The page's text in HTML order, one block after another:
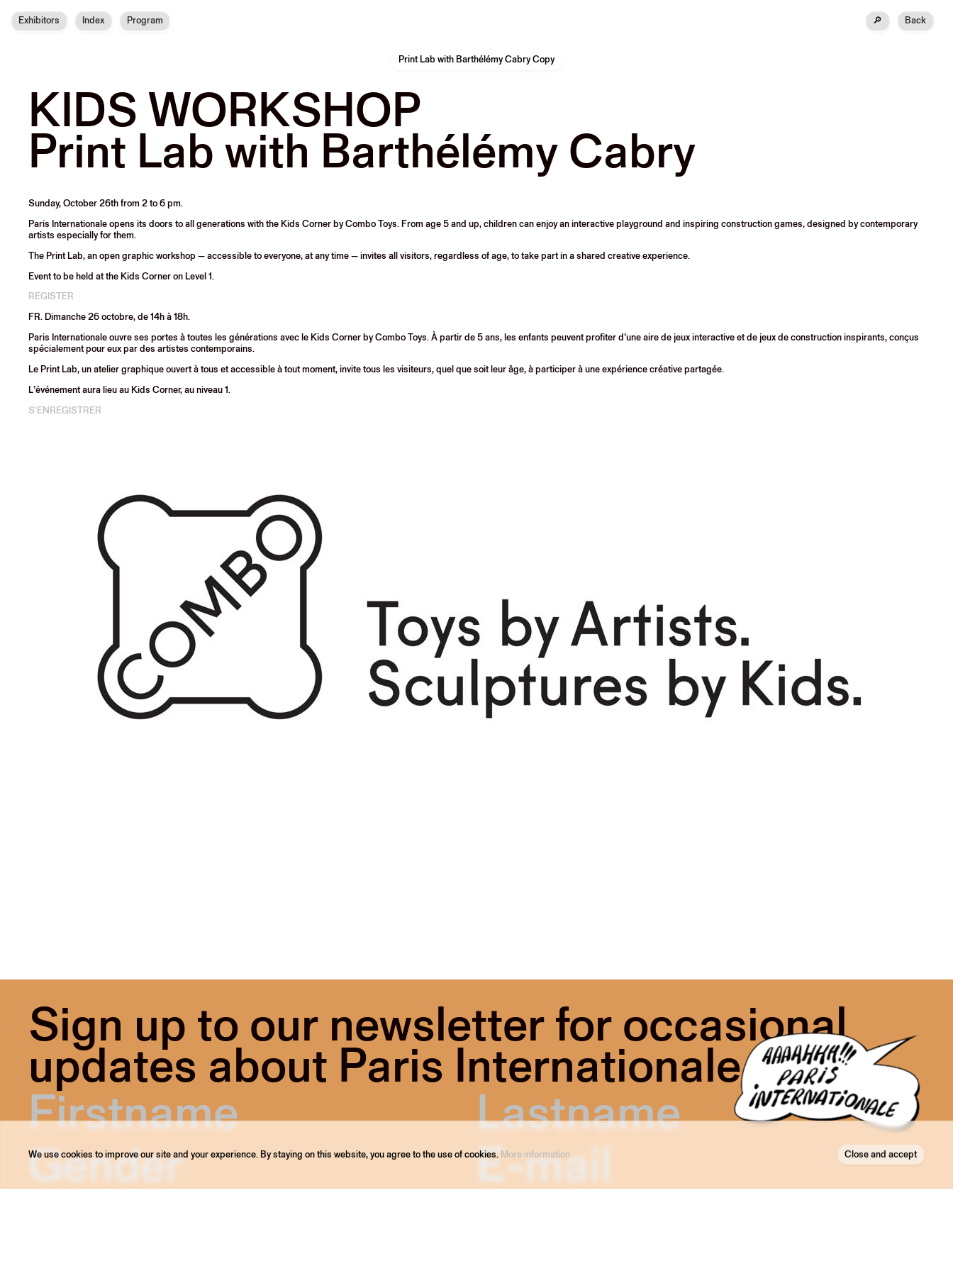
We use cookies to improve our site and your experience. By staying on this website, you agree to the use of cookies. More information Close and accept
Exhibitors Index Program 🔎 Back
Print Lab with Barthélémy Cabry Copy
KIDS WORKSHOP
Print Lab with Barthélémy Cabry
Sunday, October 26th from 2 to 6 pm.
Paris Internationale opens its doors to all generations with the Kids Corner by Combo Toys. From age 5 and up, children can enjoy an interactive playground and inspiring construction games, designed by contemporary
artists especially for them.
The Print Lab, an open graphic workshop — accessible to everyone, at any time — invites all visitors, regardless of age, to take part in a shared creative experience.
Event to be held at the Kids Corner on Level 1.
REGISTER
FR. Dimanche 26 octobre, de 14h à 18h.
Paris Internationale ouvre ses portes à toutes les générations avec le Kids Corner by Combo Toys. À partir de 5 ans, les enfants peuvent profiter d’une aire de jeux interactive et de jeux de construction inspirants, conçus
spécialement pour eux par des artistes contemporains.
Le Print Lab, un atelier graphique ouvert à tous et accessible à tout moment, invite tous les visiteurs, quel que soit leur âge, à participer à une expérience créative partagée.
L’événement aura lieu au Kids Corner, au niveau 1.
S'ENREGISTRER
Sign up to our newsletter for occasional
updates about Paris Internationale.